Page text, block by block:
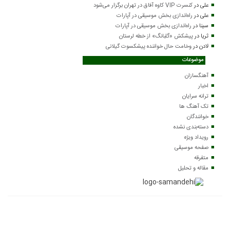
علیدرکنسرت VIP کاوه آفاق در تهران برگزار می‌شود
علیدرراه‌اندازی بخش موسیقی در آپارات
سینا درراه‌اندازی بخش موسیقی در آپارات
ثریا درپیشکش «گلبانگ» از خطه لرستان
لادندروخامت حال خواننده پیشکسوت گیلانی
موضوعات
آهنگسازان
اخبار
ترانه سرایان
تک آهنگ ها
خوانندگان
دسته‌بندی نشده
رویداد ویژه
صفحه موسیقی
متفرقه
مقاله و تحلیل